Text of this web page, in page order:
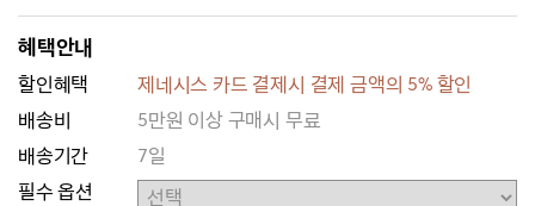
혜택안내
할인혜택
제네시스 카드 결제시 결제 금액의 5% 할인
배송비
5만원 이상 구매시 무료
배송기간
7일
필수 옵션